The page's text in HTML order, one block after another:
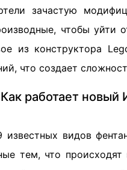
зачастую
чтобы уйти
из конструктора
что создает
Как работает новый
видов
тем, что